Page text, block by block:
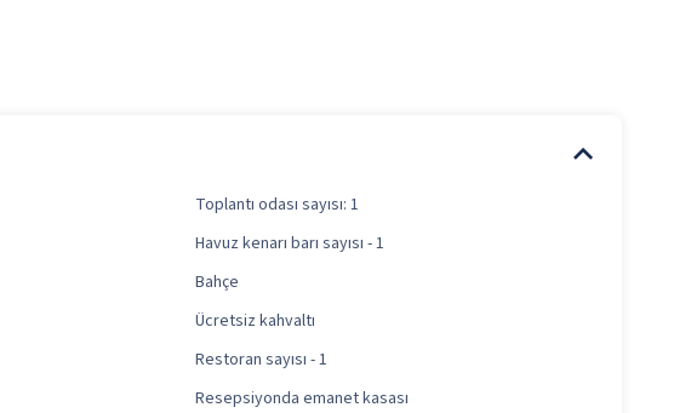
Toplantı odası sayısı: 1
Havuz kenarı barı sayısı - 1
Bahçe
Ücretsiz kahvaltı
Restoran sayısı - 1
Resepsiyonda emanet kasası